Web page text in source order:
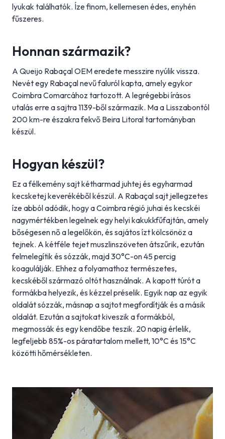
lyukak találhatók. Íze finom, kellemesen édes, enyhén
fűszeres.
Honnan származik?
A Queijo Rabaçal OEM eredete messzire nyúlik vissza.
Nevét egy Rabaçal nevű faluról kapta, amely egykor
Coimbra Comarcához tartozott. A legrégebbi írásos
utalás erre a sajtra 1139-ből származik. Ma a Lisszabontól
200 km-re északra fekvő Beira Litoral tartományban
készül.
Hogyan készül?
Ez a félkemény sajt kétharmad juhtej és egyharmad
kecsketej keverékéből készül. A Rabaçal sajt jellegzetes
íze abból adódik, hogy a Coimbra régió juhai és kecskéi
nagymértékben legelnek egy helyi kakukkfűfajtán, amely
bőségesen nő a legelőkön, és sajátos ízt kölcsönöz a
tejnek. A kétféle tejet muszlinszöveten átszűrik, ezután
felmelegítik és sózzák, majd 30°C-on 45 percig
koagulálják. Ehhez a folyamathoz természetes,
kecskéből származó oltót használnak. A kapott túrót a
formákba helyezik, és kézzel préselik. Egyik nap az egyik
oldalát sózzák, másnap a sajtot megfordítják és a másik
oldalát. Ezután a sajtokat kiveszik a formákból,
megmossák és egy kendőbe teszik. 20 napig érlelik,
legfeljebb 85%-os páratartalom mellett, 10°C és 15°C
közötti hőmérsékleten.